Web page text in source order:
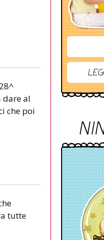
dare al
che poi
tutte